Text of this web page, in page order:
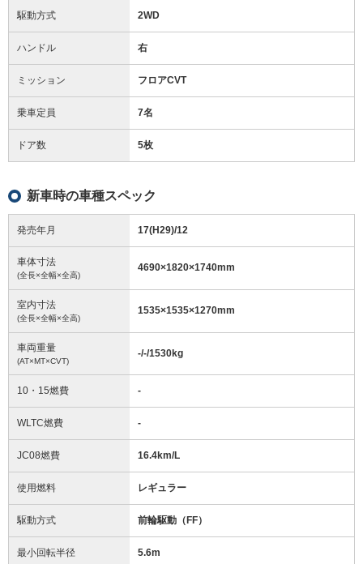
駆動方式 2WD
ハンドル 右
ミッション フロアCVT
乗車定員 7名
ドア数 5枚
新車時の車種スペック
発売年月 17(H29)/12
車体寸法
(全長×全幅×全高)
4690×1820×1740mm
室内寸法
(全長×全幅×全高)
1535×1535×1270mm
車両重量
(AT×MT×CVT)
-/-/1530kg
10・15燃費 -
WLTC燃費 -
JC08燃費 16.4km/L
使用燃料 レギュラー
駆動方式 前輪駆動（FF）
最小回転半径 5.6m